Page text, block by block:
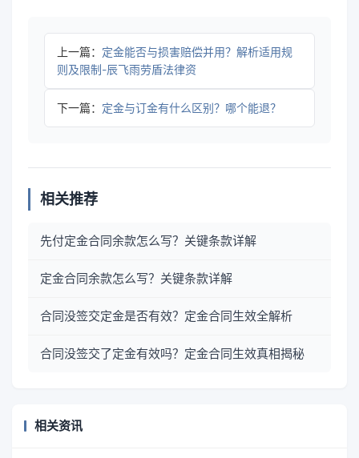
上一篇： 定金能否与损害赔偿并用？解析适用规
则及限制-辰飞雨劳盾法律资
下一篇： 定金与订金有什么区别？哪个能退？
相关推荐
先付定金合同余款怎么写？关键条款详解
定金合同余款怎么写？关键条款详解
合同没签交定金是否有效？定金合同生效全解析
合同没签交了定金有效吗？定金合同生效真相揭秘
相关资讯